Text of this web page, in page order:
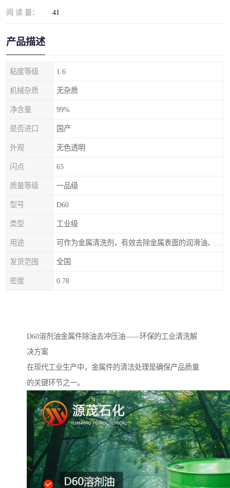
阅 读 量： 41
产品描述
粘度等级 1.6
机械杂质 无杂质
净含量 99%
是否进口 国产
外观 无色透明
闪点 65
质量等级 一品级
型号 D60
类型 工业级
用途
发货范围 全国
密度 0.78
D60溶剂油金属件除油去冲压油——环保的工业清洗解
决方案
在现代工业生产中，金属件的清洁处理是确保产品质量
的关键环节之一。